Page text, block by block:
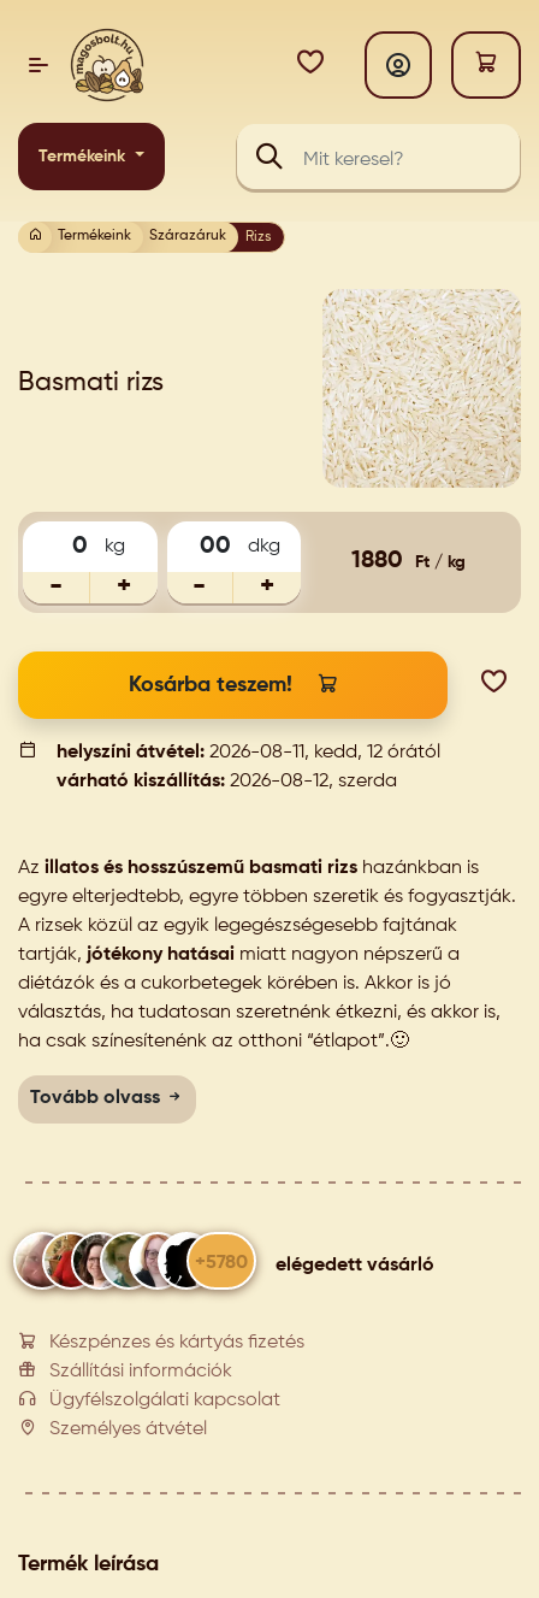
Termékeink
Termékeink Szárazáruk Rizs
Basmati rizs
kg
- +
dkg
- +
1880 Ft / kg
Kosárba teszem!
helyszíni átvétel: 2026-08-11, kedd, 12 órától
várható kiszállítás: 2026-08-12, szerda
Az illatos és hosszúszemű basmati rizs hazánkban is
egyre elterjedtebb, egyre többen szeretik és fogyasztják.
A rizsek közül az egyik legegészségesebb fajtának
tartják, jótékony hatásai miatt nagyon népszerű a
diétázók és a cukorbetegek körében is. Akkor is jó
választás, ha tudatosan szeretnénk étkezni, és akkor is,
ha csak színesítenénk az otthoni “étlapot”.🙂
Tovább olvass
+5780 elégedett vásárló
Készpénzes és kártyás fizetés
Szállítási információk
Ügyfélszolgálati kapcsolat
Személyes átvétel
Termék leírása